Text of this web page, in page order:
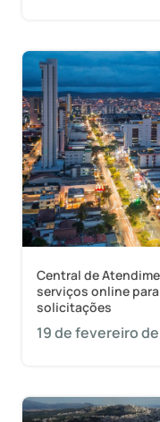
Central de
serviços online
solicitações
19 de fevereiro